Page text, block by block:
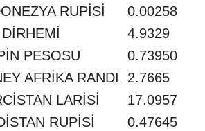
RUPİSİ
0.00258
4.9329
PESOSU
0.73950
AFRİKA RANDI
2.7665
LARİSİ
17.0957
RUPİSİ
0.47645